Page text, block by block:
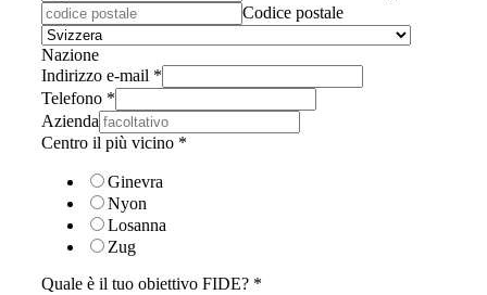
Codice postale
Nazione
Indirizzo e-mail *
Telefono *
Azienda
Centro il più vicino *
Ginevra
Nyon
Losanna
Zug
Quale è il tuo obiettivo FIDE? *